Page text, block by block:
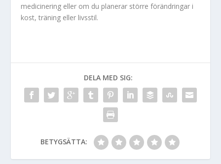
medicinering eller om du planerar större förändringar i
kost, träning eller livsstil.
DELA MED SIG:
BETYGSÄTTA: